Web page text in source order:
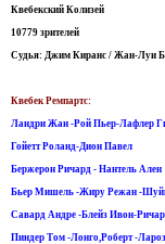
Квебекский Колизей
10779 зрителей
Судья: Джим Киранс / Жан-Луи
Квебек Ремпартс:
Ландри Жан -Рой Пьер-Лафлер
Гойетт Роланд-Дион Павел
Бержерон Ричард - Нантель Ален
Бьер Мишель -Жиру Режан -
Савард Андре -Блейз Ивон-
Пиндер Том -Лонго,Роберт -